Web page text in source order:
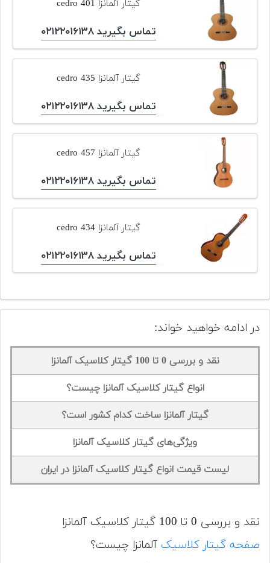
گیتار آلمانزا cedro 401
تماس بگیرید ۰۲۱۲۲۰۱۶۱۳۸
گیتار آلمانزا cedro 435
تماس بگیرید ۰۲۱۲۲۰۱۶۱۳۸
گیتار آلمانزا cedro 457
تماس بگیرید ۰۲۱۲۲۰۱۶۱۳۸
گیتار آلمانزا cedro 434
تماس بگیرید ۰۲۱۲۲۰۱۶۱۳۸
در ادامه خواهید خواند:
نقد و بررسی 0 تا 100 گیتار کلاسیک آلمانزا
انواع گیتار کلاسیک آلمانزا چیست؟
گیتار آلمانزا ساخت کدام کشور است؟
ویژگی‌های گیتار کلاسیک آلمانزا
لیست قیمت انواع گیتار کلاسیک آلمانزا در ایران
نقد و بررسی 0 تا 100 گیتار کلاسیک آلمانزا
صفحه گیتار کلاسیک آلمانزا چیست؟